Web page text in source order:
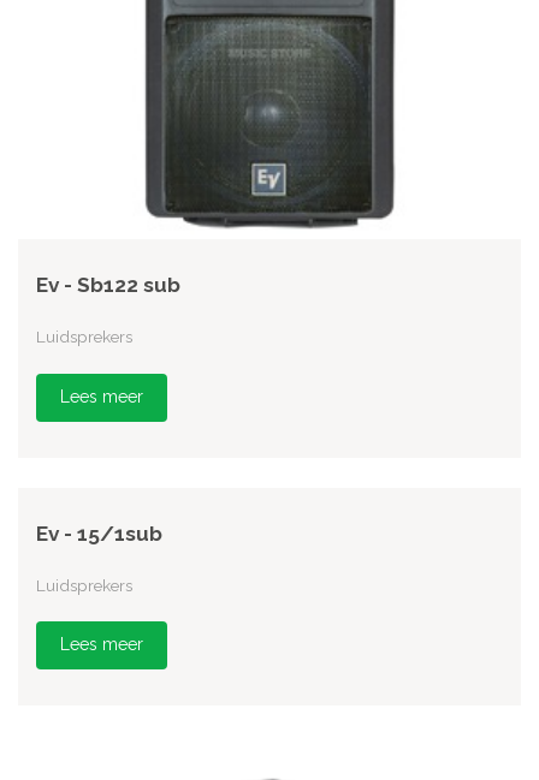
Ev - Sb122 sub
Luidsprekers
Lees meer
Ev - 15/1sub
Luidsprekers
Lees meer